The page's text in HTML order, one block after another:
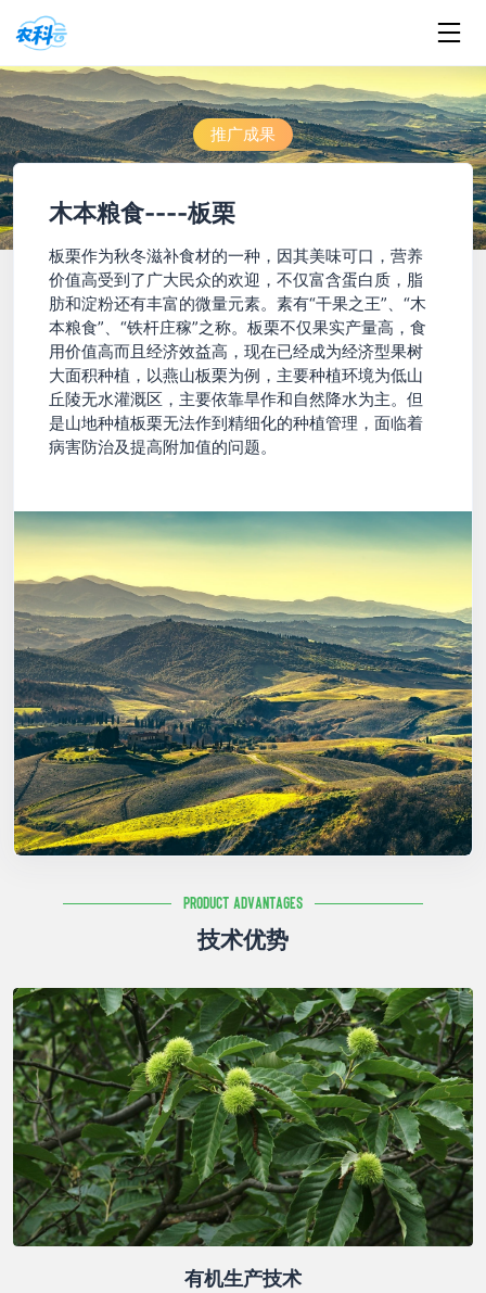
推广成果
木本粮食----板栗
板栗作为秋冬滋补食材的一种，因其美味可口，营养
价值高受到了广大民众的欢迎，不仅富含蛋白质，脂
肪和淀粉还有丰富的微量元素。素有“干果之王”、“木
本粮食”、“铁杆庄稼”之称。板栗不仅果实产量高，食
用价值高而且经济效益高，现在已经成为经济型果树
大面积种植，以燕山板栗为例，主要种植环境为低山
丘陵无水灌溉区，主要依靠旱作和自然降水为主。但
是山地种植板栗无法作到精细化的种植管理，面临着
病害防治及提高附加值的问题。
Product Advantages
技术优势
有机生产技术